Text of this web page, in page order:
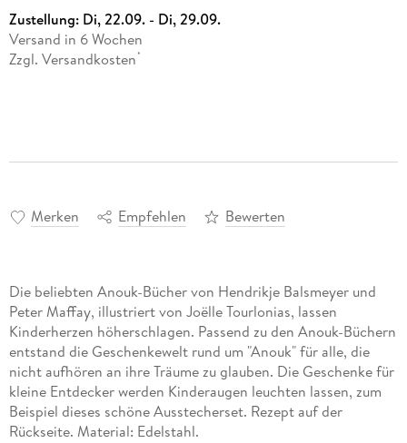
Zustellung: Di, 22.09. - Di, 29.09.
Versand in 6 Wochen
Zzgl. Versandkosten *
Merken Empfehlen Bewerten
Die beliebten Anouk-Bücher von Hendrikje Balsmeyer und
Peter Maffay, illustriert von Joëlle Tourlonias, lassen
Kinderherzen höherschlagen. Passend zu den Anouk-Büchern
entstand die Geschenkewelt rund um "Anouk" für alle, die
nicht aufhören an ihre Träume zu glauben. Die Geschenke für
kleine Entdecker werden Kinderaugen leuchten lassen, zum
Beispiel dieses schöne Ausstecherset. Rezept auf der
Rückseite. Material: Edelstahl.